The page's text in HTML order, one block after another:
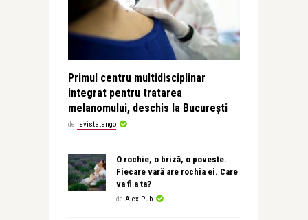
Primul centru multidisciplinar
integrat pentru tratarea
melanomului, deschis la București
de revistatango
O rochie, o briză, o poveste.
Fiecare vară are rochia ei. Care
va fi a ta?
de Alex Pub